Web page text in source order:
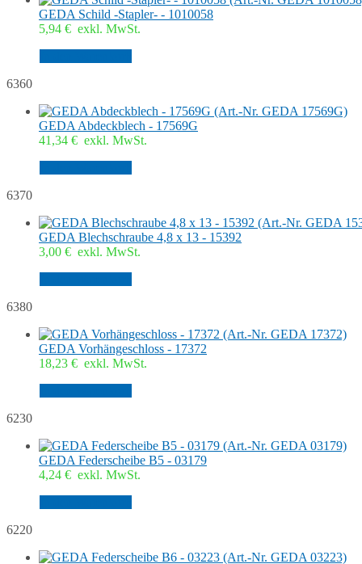
GEDA Schild -Stapler- - 1010058
5,94 € exkl. MwSt.
6360
GEDA Abdeckblech - 17569G
41,34 € exkl. MwSt.
6370
GEDA Blechschraube 4,8 x 13 - 15392
3,00 € exkl. MwSt.
6380
GEDA Vorhängeschloss - 17372
18,23 € exkl. MwSt.
6230
GEDA Federscheibe B5 - 03179
4,24 € exkl. MwSt.
6220